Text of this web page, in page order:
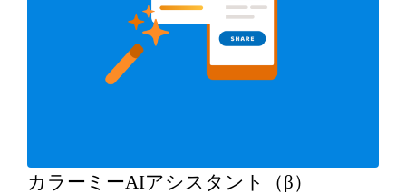
カラーミーAIアシスタント（β）